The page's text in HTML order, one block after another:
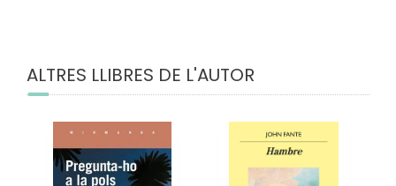
ALTRES LLIBRES DE L'AUTOR